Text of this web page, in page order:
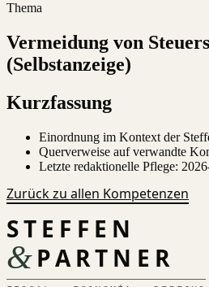
Thema
Vermeidung von
(Selbstanzeige)
Kurzfassung
Einordnung im Kontext der
Querverweise auf verwandte
Letzte redaktionelle Pflege:
Zurück zu allen Kompetenzen
STEFFEN
&PARTNER